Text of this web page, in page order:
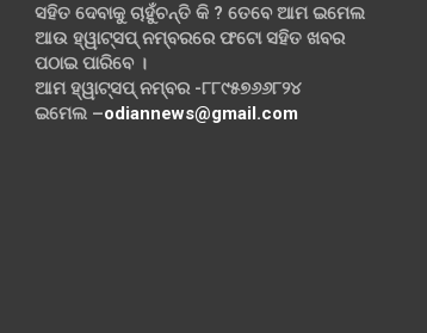
ସହିତ ଦେବାକୁ ଚାହୁଁଚନ୍ତି କି ? ତେବେ ଆମ ଇମେଲ
ଆଉ ହ୍ୱାଟ୍‌ସପ୍ ନମ୍ବରରେ ଫଟୋ ସହିତ ଖବର
ପଠାଇ ପାରିବେ ।
ଆମ ହ୍ୱାଟ୍‌ସପ୍ ନମ୍ବର -୮୮୯୫୭୬୬୮୨୪
ଇମେଲ –odiannews@gmail.com